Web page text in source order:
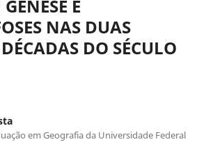
E
NAS DUAS
DO SÉCULO
em Geografia da Universidade Federal